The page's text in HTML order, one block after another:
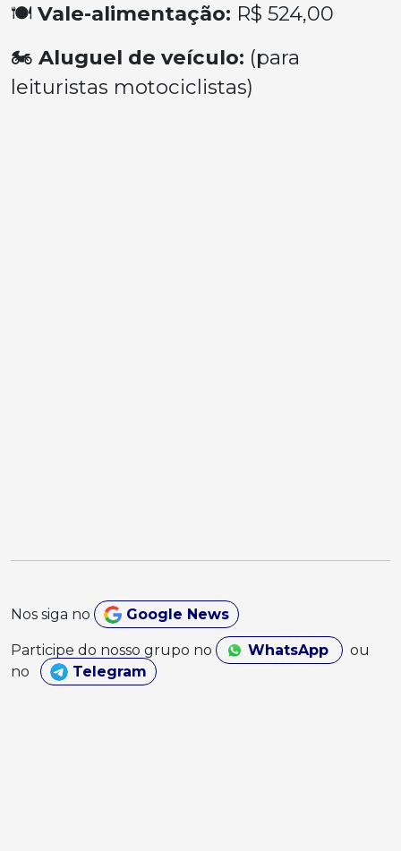
🍽 Vale-alimentação: R$ 524,00
🏍 Aluguel de veículo: (para
leituristas motociclistas)
Nos siga no Google News
Participe do nosso grupo no WhatsApp
ou
no
Telegram